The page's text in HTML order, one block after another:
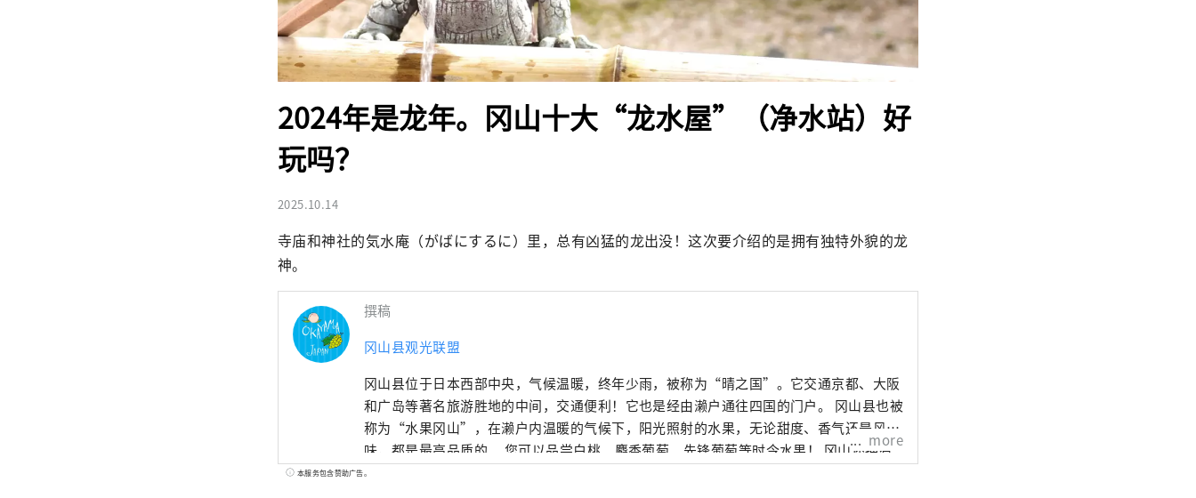
2024年是龙年。冈山十大“龙水屋”（净水站）好
玩吗？
2025.10.14
寺庙和神社的気水庵（がばにするに）里，总有凶猛的龙出没！这次要介绍的是拥有独特外貌的龙
神。
撰稿
冈山县观光联盟
冈山县位于日本西部中央，气候温暖，终年少雨，被称为“晴之国”。它交通京都、大阪
和广岛等著名旅游胜地的中间，交通便利！它也是经由濑户通往四国的门户。 冈山县也被
称为“水果冈山”，在濑户内温暖的气候下，阳光照射的水果，无论甜度、香气还是风
味，都是最高品质的。 您可以品尝白桃、麝香葡萄、先锋葡萄等时令水果！ 冈山还拥有
世界级的旅游景点，包括冈山城、日本三大名园之一的冈山后乐园以及拥有历史、文化和
more
本服务包含赞助广告。